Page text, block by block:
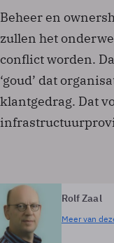
Beheer en
zullen het
conflict worden.
‘goud’ dat
klantgedrag. Dat
Rolf Zaal
Meer van